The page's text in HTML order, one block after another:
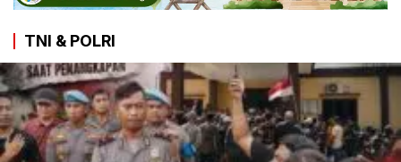
TNI & POLRI